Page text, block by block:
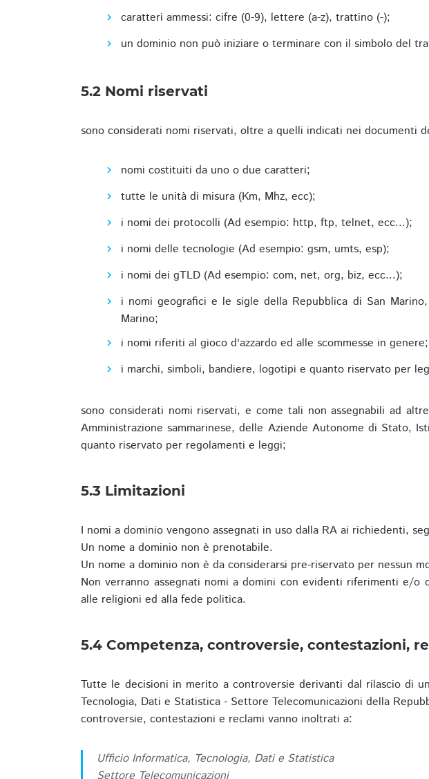
caratteri ammessi: cifre (0-9), lettere (a-z), trattino (-);
un dominio non può iniziare o terminare con il simbolo del
5.2 Nomi riservati
sono considerati nomi riservati, oltre a quelli indicati nei documenti
nomi costituiti da uno o due caratteri;
tutte le unità di misura (Km, Mhz, ecc);
i nomi dei protocolli (Ad esempio: http, ftp, telnet, ecc...);
i nomi delle tecnologie (Ad esempio: gsm, umts, esp);
i nomi dei gTLD (Ad esempio: com, net, org, biz, ecc...);
i nomi geografici e le sigle della Repubblica di San
Marino;
i nomi riferiti al gioco d'azzardo ed alle scommesse in genere;
i marchi, simboli, bandiere, logotipi e quanto riservato per
sono considerati nomi riservati, e come tali non assegnabili ad
Amministrazione sammarinese, delle Aziende Autonome di Stato,
quanto riservato per regolamenti e leggi;
5.3 Limitazioni
I nomi a dominio vengono assegnati in uso dalla RA ai richiedenti,
Un nome a dominio non è prenotabile.
Un nome a dominio non è da considerarsi pre-riservato per nessun
Non verranno assegnati nomi a domini con evidenti riferimenti e/o
alle religioni ed alla fede politica.
5.4 Competenza, controversie, contestazioni,
Tutte le decisioni in merito a controversie derivanti dal rilascio di
Tecnologia, Dati e Statistica - Settore Telecomunicazioni della
controversie, contestazioni e reclami vanno inoltrati a:
Ufficio Informatica, Tecnologia, Dati e Statistica